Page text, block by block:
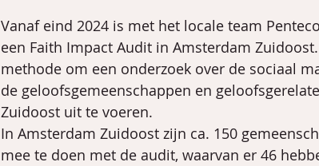
Vanaf eind 2024 is met het locale team
een Faith Impact Audit in Amsterdam
methode om een onderzoek over de sociaal
de geloofsgemeenschappen en
Zuidoost uit te voeren.
In Amsterdam Zuidoost zijn ca. 150
mee te doen met de audit, waarvan er 46